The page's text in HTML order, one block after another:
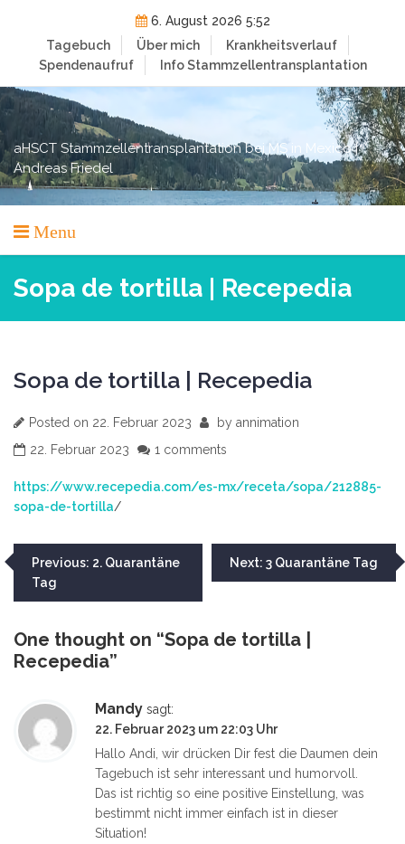
6. August 2026 5:52
Tagebuch
Über mich
Krankheitsverlauf
Spendenaufruf
Info Stammzellentransplantation
aHSCT Stammzellentransplantation bei MS in Mexico |
Andreas Friedel
Menu
Sopa de tortilla | Recepedia
Sopa de tortilla | Recepedia
Posted on 22. Februar 2023 by annimation
22. Februar 2023
1 comments
https://www.recepedia.com/es-mx/receta/sopa/212885-
sopa-de-tortilla/
Beitragsnavigation
Previous: 2. Quarantäne
Tag
Next: 3 Quarantäne Tag
One thought on “Sopa de tortilla |
Recepedia”
Mandy sagt:
22. Februar 2023 um 22:03 Uhr
Hallo Andi, wir drücken Dir fest die Daumen dein
Tagebuch ist sehr interessant und humorvoll.
Das ist richtig so eine positive Einstellung, was
bestimmt nicht immer einfach ist in dieser
Situation!